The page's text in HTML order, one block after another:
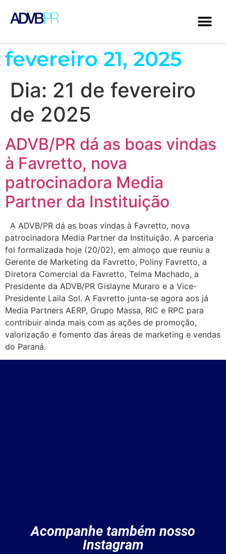
fevereiro 21, 2025
Dia: 21 de fevereiro
de 2025
ADVB/PR dá as boas vindas
à Favretto, nova
patrocinadora Media
Partner da Instituição
A ADVB/PR dá as boas vindas à Favretto, nova
patrocinadora Media Partner da Instituição. A parceria
foi formalizada hoje (20/02), em almoço que reuniu a
Gerente de Marketing da Favretto, Poliny Favretto, a
Diretora Comercial da Favretto, Telma Machado, a
Presidente da ADVB/PR Gislayne Muraro e a Vice-
Presidente Laila Sol. A Favretto junta-se agora aos já
Media Partners AERP, Grupo Massa, RIC e RPC para
contribuir ainda mais com as ações de promoção,
valorização e fomento das áreas de marketing e vendas
do Paraná.
Acompanhe também nosso
Instagram